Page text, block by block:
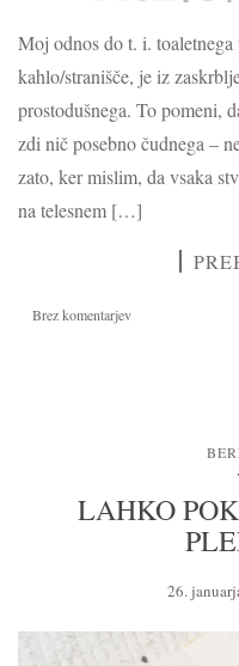
Moj odnos do t. i.
kahlo/stranišče, je iz
prostodušnega. To pomeni,
zdi nič posebno čudnega –
zato, ker mislim, da vsaka
na telesnem […]
Brez komentarjev
LAHKO
26.